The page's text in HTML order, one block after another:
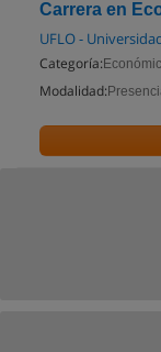
Carrera en
UFLO -
Categoría:
Modalidad: